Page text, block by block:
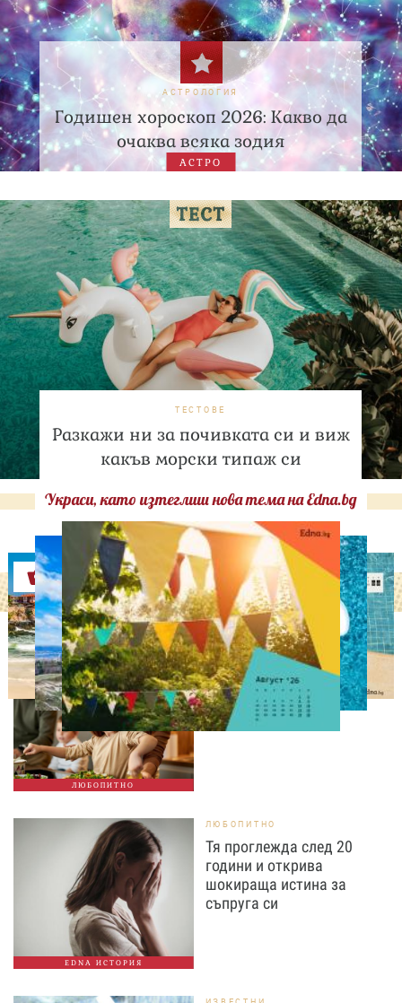
АСТРОЛОГИЯ
Годишен хороскоп 2026: Какво да
очаква всяка зодия
АСТРО
ТЕСТОВЕ
Разкажи ни за почивката си и виж
какъв морски типаж си
Украси, като изтеглиш нова тема на Edna.bg
Оферти
ЛЮБОПИТНО
ЛЮБОПИТНО
Тайната на добрата
вечеря не се крие в
сложната рецепта
EDNA ИСТОРИЯ
ЛЮБОПИТНО
Тя проглежда след 20
години и открива
шокираща истина за
съпруга си